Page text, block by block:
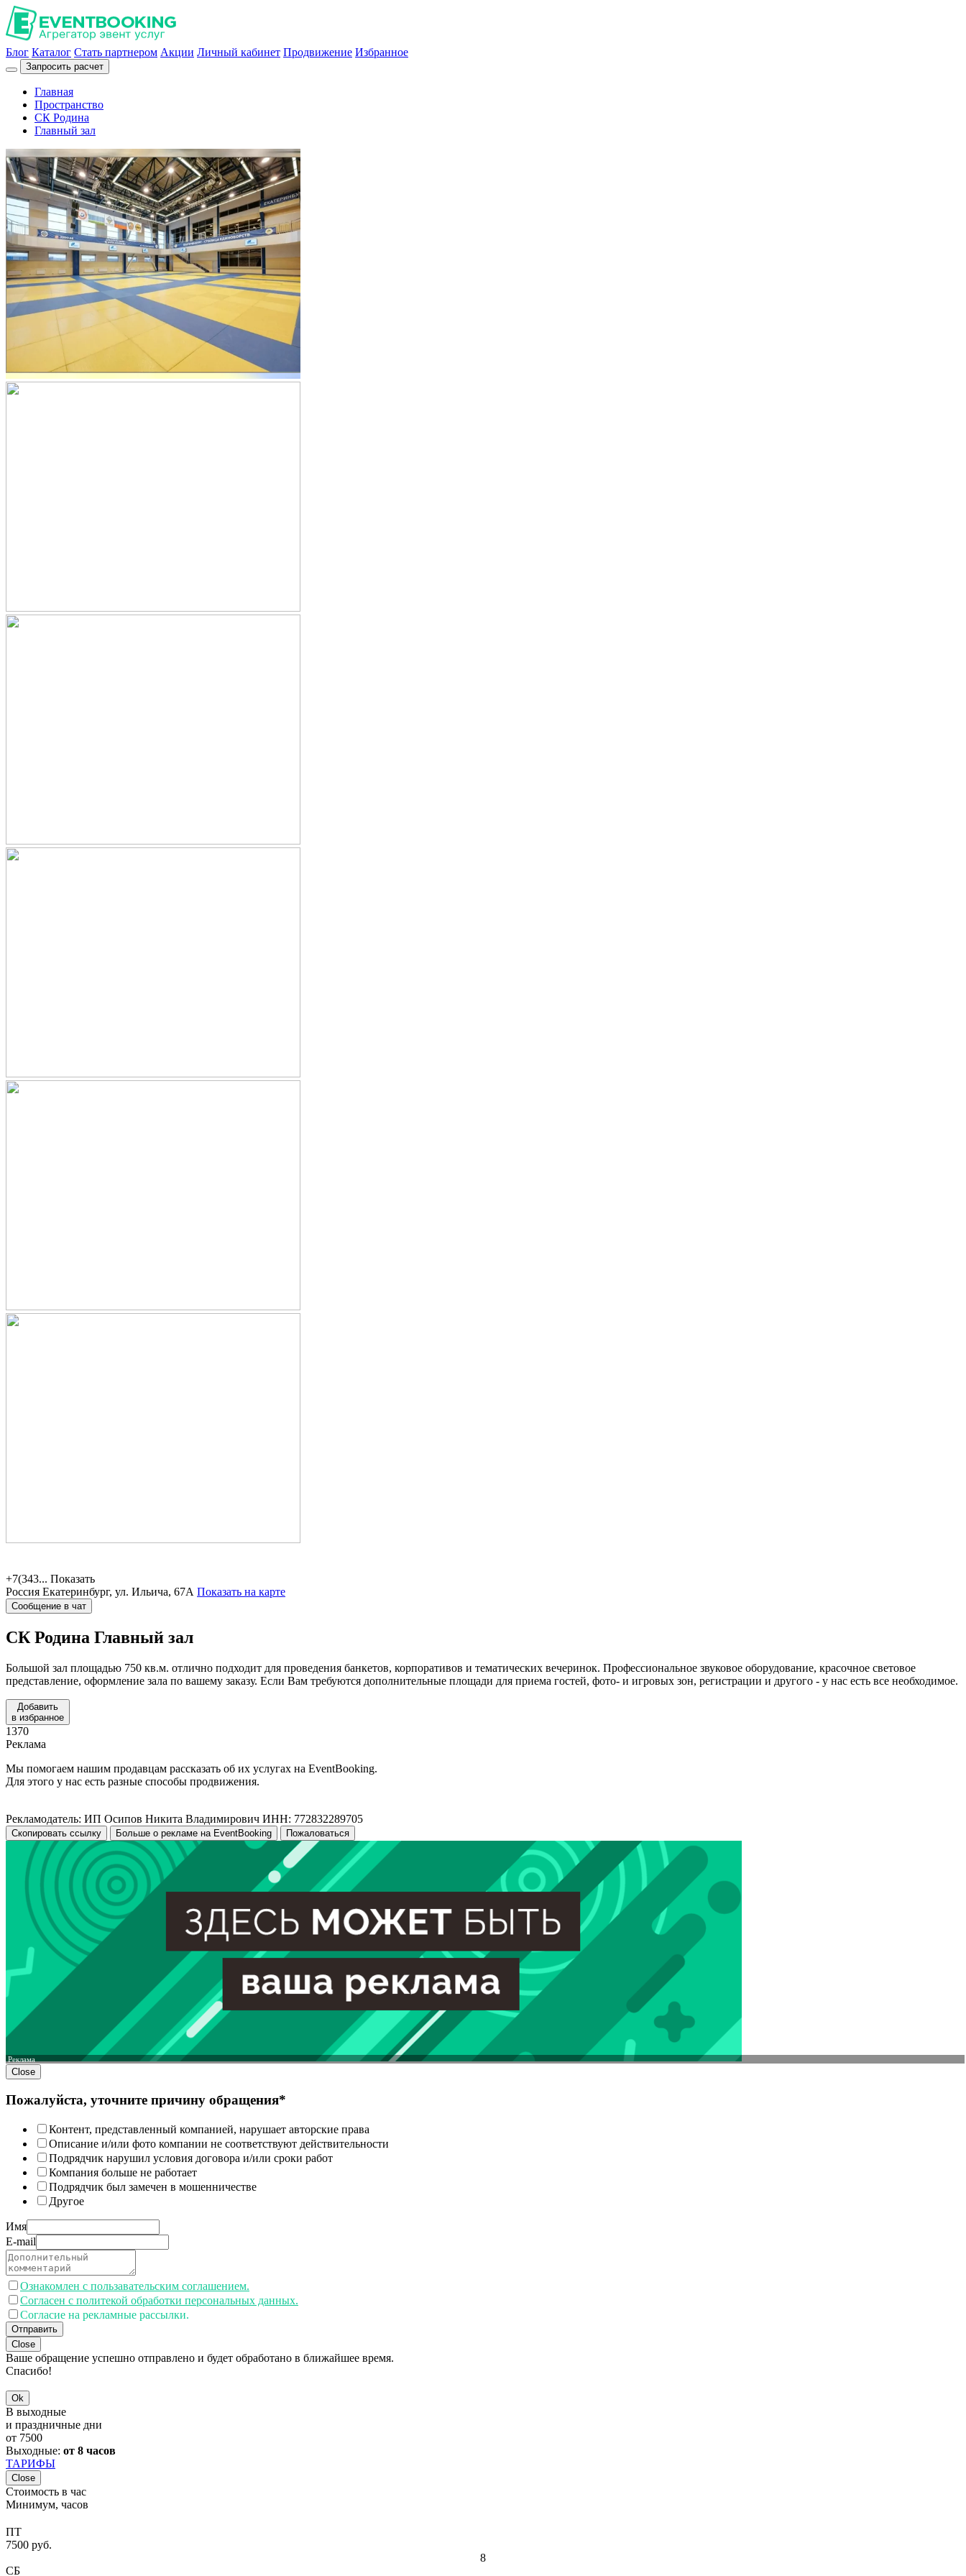
Блог Каталог Стать партнером Акции Личный кабинет Продвижение Избранное
Запросить расчет
Главная
Пространство
СК Родина
Главный зал
+7(343... Показать
Россия Екатеринбург, ул. Ильича, 67А Показать на карте
Сообщение в чат
СК Родина Главный зал
Большой зал площадью 750 кв.м. отлично подходит для проведения банкетов, корпоративов и тематических вечеринок. Профессиональное звуковое оборудование, красочное световое
представление, оформление зала по вашему заказу. Если Вам требуются дополнительные площади для приема гостей, фото- и игровых зон, регистрации и другого - у нас есть все необходимое.
Добавить
в избранное
1370
Реклама
Мы помогаем нашим продавцам рассказать об их услугах на EventBooking.
Для этого у нас есть разные способы продвижения.
Рекламодатель: ИП Осипов Никита Владимирович ИНН: 772832289705
Скопировать ссылку Больше о рекламе на EventBooking Пожаловаться
Реклама
Close
Пожалуйста, уточните причину обращения*
Контент, представленный компанией, нарушает авторские права
Описание и/или фото компании не соответствуют действительности
Подрядчик нарушил условия договора и/или сроки работ
Компания больше не работает
Подрядчик был замечен в мошенничестве
Другое
Имя
E-mail
Ознакомлен с пользавательским соглашением.
Согласен с политекой обработки персональных данных.
Согласие на рекламные рассылки.
Отправить
Close
Ваше обращение успешно отправлено и будет обработано в ближайшее время.
Спасибо!
Ok
В выходные
и праздничные дни
от 7500
Выходные: от 8 часов
ТАРИФЫ
Close
Стоимость в час
Минимум, часов
ПТ
7500 руб.
8
СБ